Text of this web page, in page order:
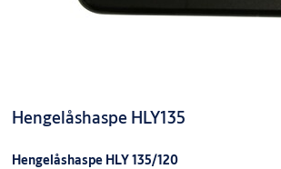
Hengelåshaspe HLY135
Hengelåshaspe HLY 135/120